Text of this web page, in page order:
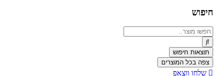
חיפוש
Search
...
תוצאות חיפוש
צפה בכל המוצרים
שלחו ווצאפ